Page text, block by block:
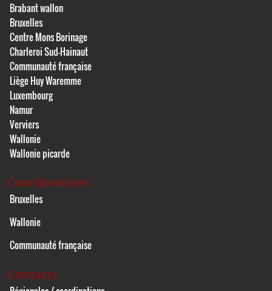
Brabant wallon
Bruxelles
Centre Mons Borinage
Charleroi Sud-Hainaut
Communauté française
Liège Huy Waremme
Luxembourg
Namur
Verviers
Wallonie
Wallonie picarde
Coordinations
Bruxelles
Wallonie
Communauté française
Contacts